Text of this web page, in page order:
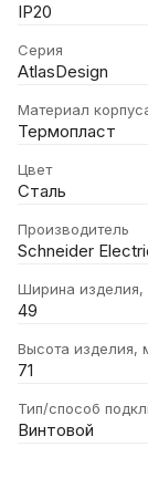
IP20
Серия
AtlasDesign
Материал
Термопласт
Цвет
Сталь
Производитель
Schneider
Ширина
49
Высота изделия,
71
Тип/способ
Винтовой